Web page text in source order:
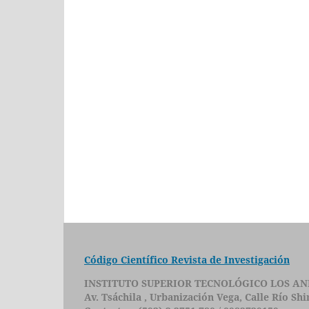
Código Científico Revista de Investigación
INSTITUTO SUPERIOR TECNOLÓGICO LOS
Av. Tsáchila , Urbanización Vega, Calle Río